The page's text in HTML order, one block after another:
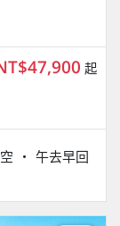
午去早回
起